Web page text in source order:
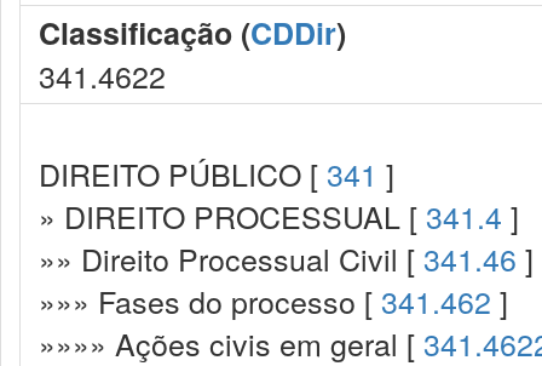
Classificação (CDDir)
341.4622
DIREITO PÚBLICO [ 341 ]
» DIREITO PROCESSUAL [ 341.4 ]
»» Direito Processual Civil [ 341.46 ]
»»» Fases do processo [ 341.462 ]
»»»» Ações civis em geral [